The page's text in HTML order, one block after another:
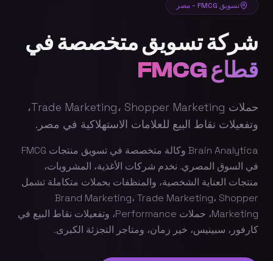
تسويق FMCG - مصر
شركة تسويق متخصصة في
قطاع FMCG
حملات Trade Marketing، Shopper Marketing،
وتفعيلات نقاط البيع للعلامات الاستهلاكية في مصر.
Brain Analytica وكالة متخصصة في تسويق منتجات FMCG
في السوق المصري. نخدم شركات الأغذية، المشروبات،
منتجات العناية الشخصية، والمنظفات بحملات متكاملة تشمل
Brand Marketing، Trade Marketing، Shopper
Marketing، حملات Performance، وتفعيلات نقاط البيع في
كارفور، سبينيس، خير زمان، ومتاجر التجزئة الكبرى.